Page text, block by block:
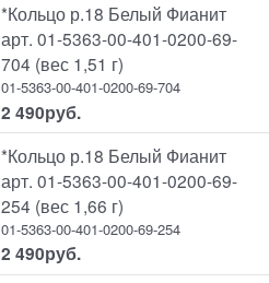
*Кольцо р.18 Белый Фианит
арт. 01-5363-00-401-0200-69-
704 (вес 1,51 г)
01-5363-00-401-0200-69-704
2 490руб.
*Кольцо р.18 Белый Фианит
арт. 01-5363-00-401-0200-69-
254 (вес 1,66 г)
01-5363-00-401-0200-69-254
2 490руб.